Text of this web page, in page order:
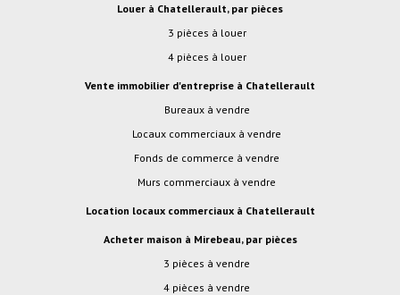
Louer à Chatellerault, par pièces
3 pièces à louer
4 pièces à louer
Vente immobilier d'entreprise à Chatellerault
Bureaux à vendre
Locaux commerciaux à vendre
Fonds de commerce à vendre
Murs commerciaux à vendre
Location locaux commerciaux à Chatellerault
Acheter maison à Mirebeau, par pièces
3 pièces à vendre
4 pièces à vendre